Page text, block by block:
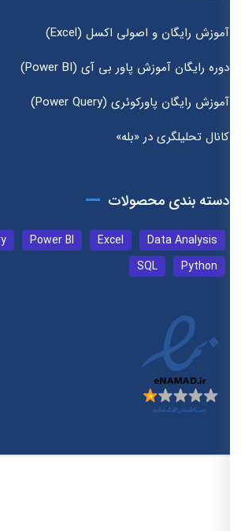
آموزش رایگان و اصولی اکسل (Excel)
دوره رایگان آموزش پاور بی آی (Power BI)
آموزش رایگان پاورکوئری (Power Query)
کانال تحلیلگری در «بله»
دسته بندی محصولات
Data Analysis
Excel
Power BI
Python
SQL